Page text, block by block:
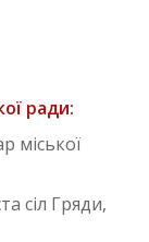
ради:
Гряди,